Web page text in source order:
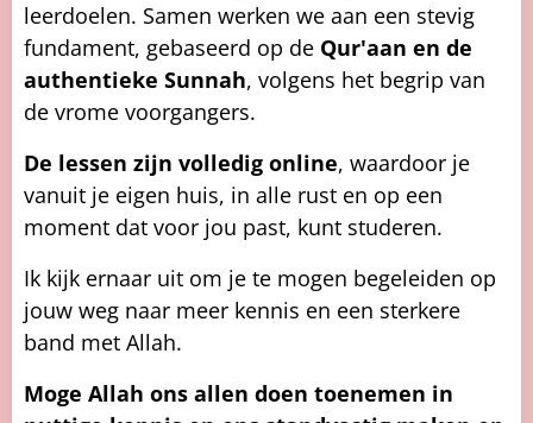
leerdoelen. Samen werken we aan een stevig
fundament, gebaseerd op de Qur'aan en de
authentieke Sunnah, volgens het begrip van
de vrome voorgangers.
De lessen zijn volledig online, waardoor je
vanuit je eigen huis, in alle rust en op een
moment dat voor jou past, kunt studeren.
Ik kijk ernaar uit om je te mogen begeleiden op
jouw weg naar meer kennis en een sterkere
band met Allah.
Moge Allah ons allen doen toenemen in